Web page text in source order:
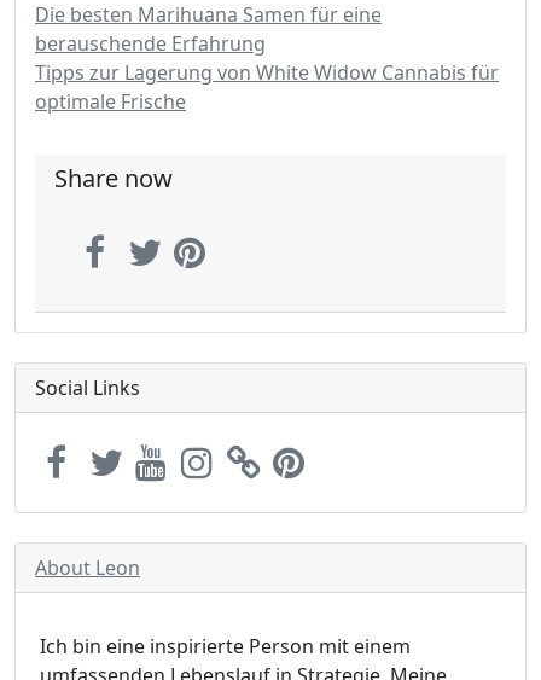
Die besten Marihuana Samen für eine
berauschende Erfahrung
Tipps zur Lagerung von White Widow Cannabis für
optimale Frische
Share now
Social Links
About Leon
Ich bin eine inspirierte Person mit einem